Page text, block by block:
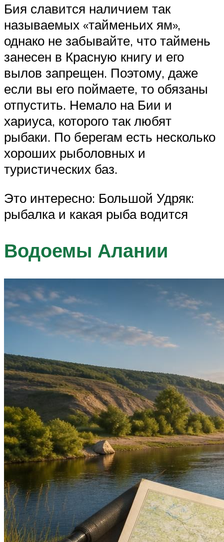
Бия славится наличием так
называемых «тайменьих ям»,
однако не забывайте, что таймень
занесен в Красную книгу и его
вылов запрещен. Поэтому, даже
если вы его поймаете, то обязаны
отпустить. Немало на Бии и
хариуса, которого так любят
рыбаки. По берегам есть несколько
хороших рыболовных и
туристических баз.
Это интересно: Большой Удряк:
рыбалка и какая рыба водится
Водоемы Алании